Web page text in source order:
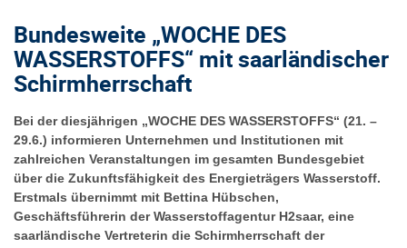
Bundesweite „WOCHE DES
WASSERSTOFFS“ mit saarländischer
Schirmherrschaft
Bei der diesjährigen „WOCHE DES WASSERSTOFFS“ (21. –
29.6.) informieren Unternehmen und Institutionen mit
zahlreichen Veranstaltungen im gesamten Bundesgebiet
über die Zukunftsfähigkeit des Energieträgers Wasserstoff.
Erstmals übernimmt mit Bettina Hübschen,
Geschäftsführerin der Wasserstoffagentur H2saar, eine
saarländische Vertreterin die Schirmherrschaft der